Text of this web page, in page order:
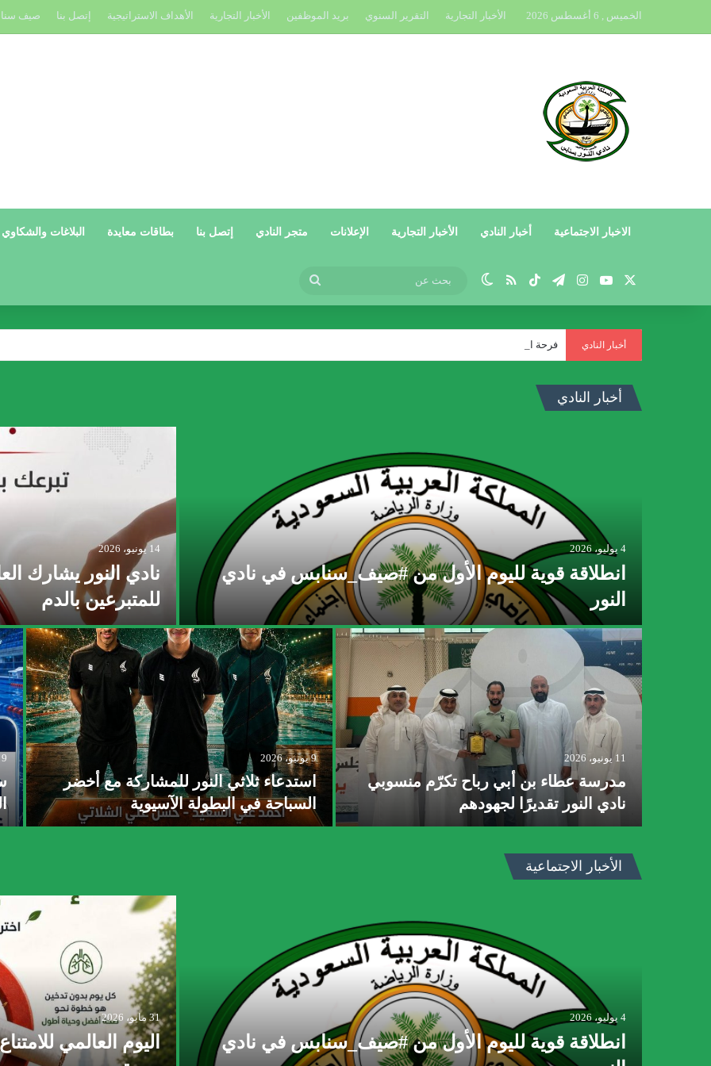
الخميس , 6 أغسطس 2026 الأخبار التجارية التقرير السنوي بريد الموظفين الأخبار التجارية الأهداف الاستراتيجية إتصل بنا صيف
الاخبار الاجتماعية أخبار النادي الأخبار التجارية الإعلانات متجر النادي إتصل بنا بطاقات معايدة البلاغات والشكاوي
يوتيوبانستقرام
تيلقرام‫TikTokملخص الموقع RSS
الوضع المظلم
عن
أخبار النادي فرحة العيد بنادي النور
أخبار النادي
4 يوليو، 2026
انطلاقة قوية لليوم الأول من #صيف_سنابس في نادي
النور
14 يونيو، 2026
نادي النور يشارك
للمتبرعين بالدم
11 يونيو، 2026
مدرسة عطاء بن أبي رباح تكرّم منسوبي
نادي النور تقديرًا لجهودهم
9 يونيو، 2026
استدعاء ثلاثي النور للمشاركة مع أخضر
السباحة في البطولة الآسيوية
9 يونيو، 2026
الأخبار الاجتماعية
4 يوليو، 2026
انطلاقة قوية لليوم الأول من #صيف_سنابس في نادي
31 مايو، 2026
اليوم العالمي